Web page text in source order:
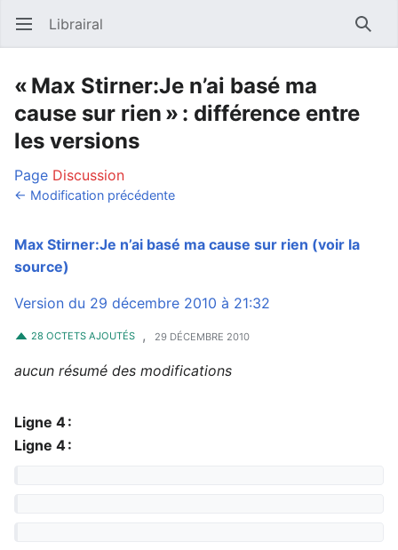
Ouvrir le menu principal Librairal
« Max Stirner:Je n’ai basé ma
cause sur rien » : différence entre
les versions
Page Discussion
← Modification précédente
Max Stirner:Je n’ai basé ma cause sur rien (voir la
source)
Version du 29 décembre 2010 à 21:32
28 OCTETS AJOUTÉS , 29 DÉCEMBRE 2010
aucun résumé des modifications
Ligne 4 :
Ligne 4 :